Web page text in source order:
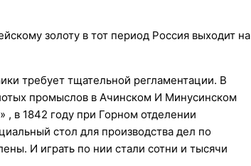
золоту в тот период Россия выходит на
требует тщательной регламентации. В
промыслов в Ачинском И Минусинском
, в 1842 году при Горном отделении
стол для производства дел по
И играть по нии стали сотни и тысячи